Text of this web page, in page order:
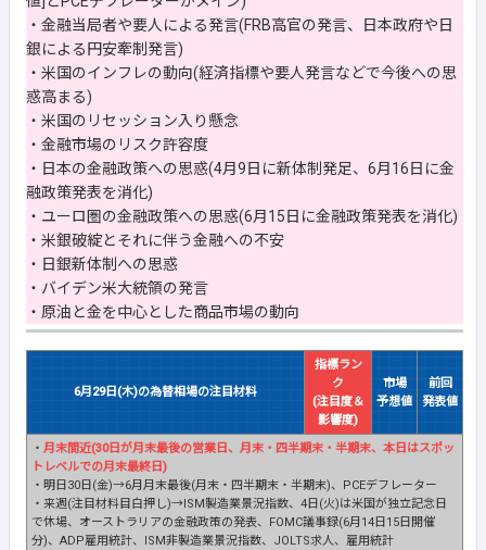
・金融当局者や要人による発言(FRB高官の発言、日本政府や日
銀による円安牽制発言)
・米国のインフレの動向(経済指標や要人発言などで今後への思
惑高まる)
・米国のリセッション入り懸念
・金融市場のリスク許容度
・日本の金融政策への思惑(4月9日に新体制発足、6月16日に金
融政策発表を消化)
・ユーロ圏の金融政策への思惑(6月15日に金融政策発表を消化)
・米銀破綻とそれに伴う金融への不安
・日銀新体制への思惑
・バイデン米大統領の発言
・原油と金を中心とした商品市場の動向
6月29日(木)の為替相場の注目材料
指標ラン
ク
(注目度＆
影響度)
市場
予想値
前回
発表値
・ 月末間近(30日が月末最後の営業日、月末・四半期末・半期末、本日はスポッ
トレベルでの月末最終日)
・明日30日(金)→6月月末最後(月末・四半期末・半期末)、PCEデフレーター
・来週(注目材料目白押し)→ISM製造業景況指数、4日(火)は米国が独立記念日
で休場、オーストラリアの金融政策の発表、FOMC議事録(6月14日15日開催
分)、ADP雇用統計、ISM非製造業景況指数、JOLTS求人、雇用統計